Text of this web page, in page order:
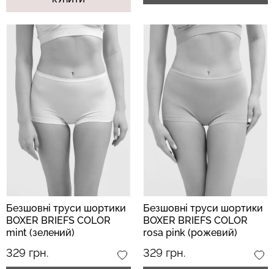
Безшовні труси шортики
BOXER BRIEFS COLOR
mint (зелений)
329 грн.
Безшовні труси шортики
BOXER BRIEFS COLOR
rosa pink (рожевий)
329 грн.
Безшовні стрінги STRING
BRIEFS (чорний) Giulia
179 грн.
Топ на бретелях в рубчик
CAMI TOP RIB black
(чорний) Giulia
299 грн.